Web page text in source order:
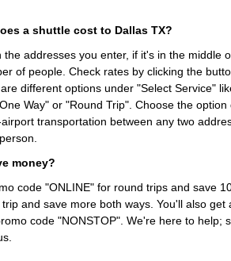
a shuttle cost to Dallas TX?
the addresses you enter, if it's in the middle
of people. Check rates by clicking the
different options under "Select Service"
Way" or "Round Trip". Choose the option
transportation between any two
money?
code "ONLINE" for round trips and save
and save more both ways. You'll also
code "NONSTOP". We're here to help;